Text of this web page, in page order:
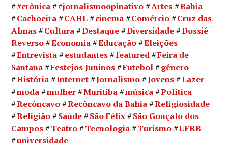
#crônica #jornalismoopinativo Artes
Bahia
Cachoeira
CAHL cinema Comércio
Cruz das
Almas
Cultura Destaque Diversidade
Dossiê
Reverso
Economia Educação
Eleições
Entrevista
estudantes featured
Feira de
Santana
Festejos Juninos Futebol
gênero
História
Internet Jornalismo Jovens
Lazer
moda
mulher Muritiba música
Política
Recôncavo
Recôncavo da Bahia
Religiosidade
Religião
Saúde São Félix
São Gonçalo dos
Campos
Teatro Tecnologia Turismo
UFRB
universidade